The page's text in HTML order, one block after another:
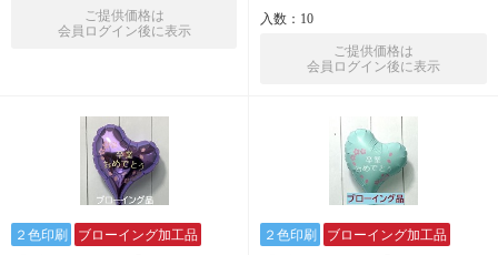
ご提供価格は
会員ログイン後に表示
入数：10
ご提供価格は
会員ログイン後に表示
２色印刷 ブローイング加工品 ２色印刷 ブローイング加工品